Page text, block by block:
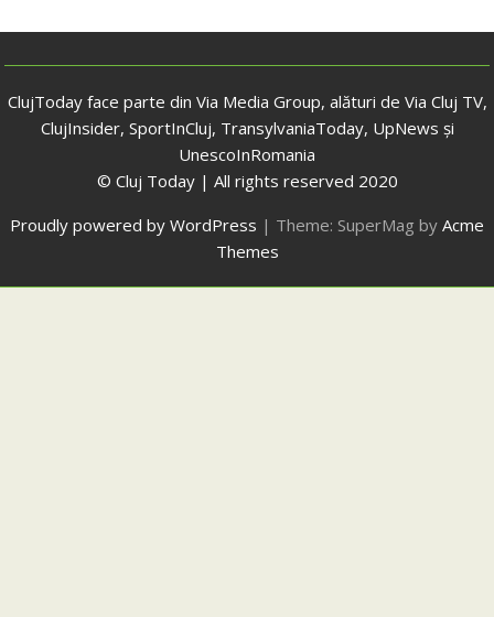
ClujToday face parte din Via Media Group, alături de Via Cluj TV,
ClujInsider, SportInCluj, TransylvaniaToday, UpNews și
UnescoInRomania
© Cluj Today | All rights reserved 2020
Proudly powered by WordPress | Theme: SuperMag by Acme
Themes